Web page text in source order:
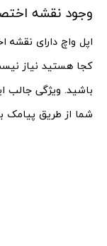
وجود نقشه
اپل واچ دارای نقشه
کجا هستید نیاز
باشید. ویژگی جالب
شما از طریق پیامک